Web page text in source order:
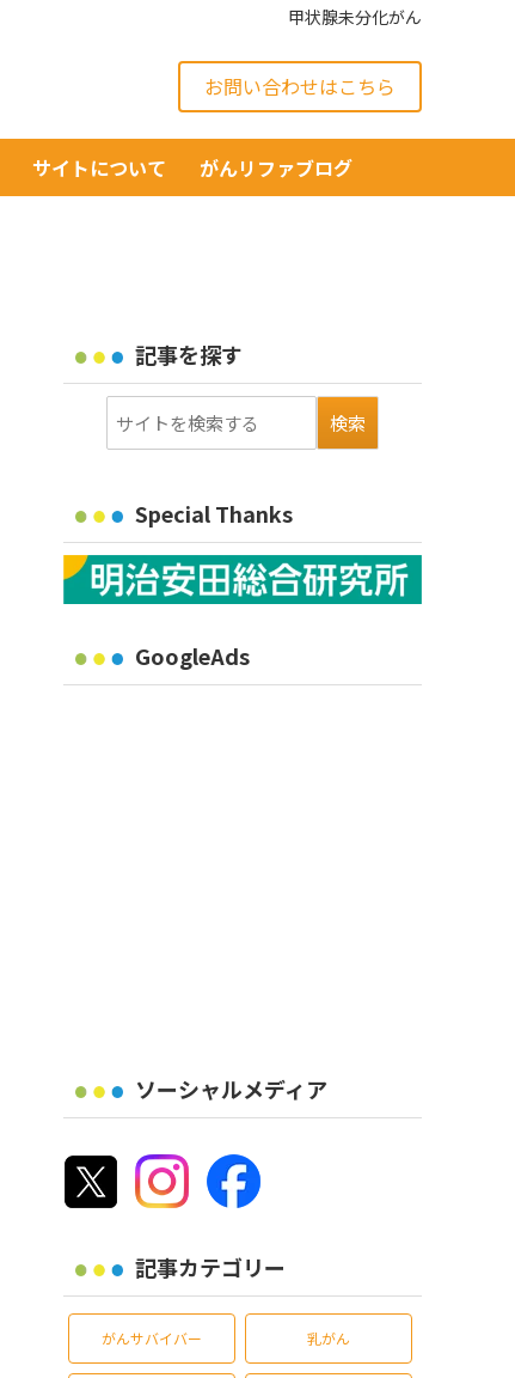
甲状腺未分化がん
お問い合わせはこちら
サイトについて がんリファブログ
記事を探す
Special Thanks
GoogleAds
ソーシャルメディア
記事カテゴリー
がんサバイバー 乳がん